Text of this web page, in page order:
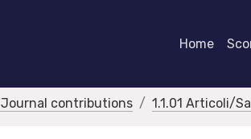
Home
contributions 1.1.01 Articoli/